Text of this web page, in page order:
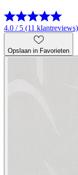
4.0 / 5 (11 klantreviews)
Opslaan in Favorieten